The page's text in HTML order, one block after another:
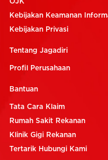
Kebijakan Keamanan
Kebijakan Privasi
Tentang Jagadiri
Profil Perusahaan
Bantuan
Tata Cara Klaim
Rumah Sakit Rekanan
Klinik Gigi Rekanan
Tertarik Hubungi Kami